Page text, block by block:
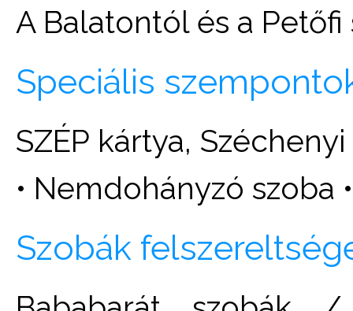
A Balatontól és a
Speciális
SZÉP kártya,
• Nemdohányzó szoba
Szobák